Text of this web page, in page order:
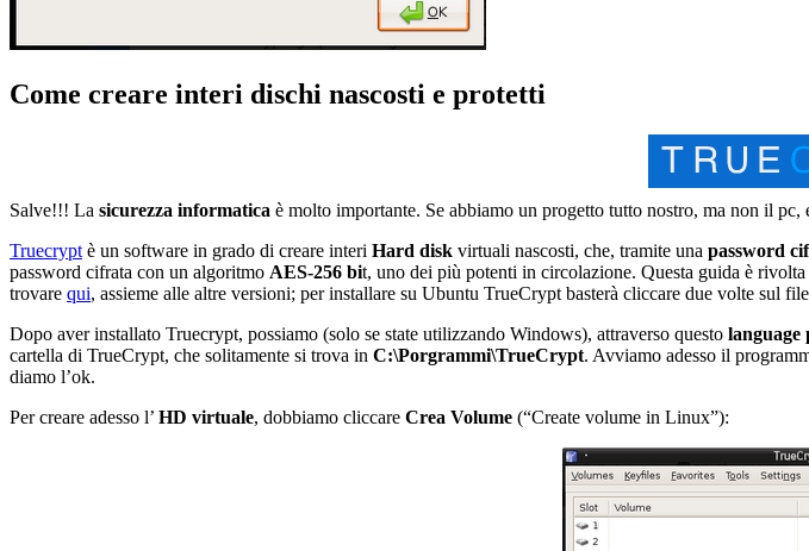
Come creare interi dischi nascosti e protetti
Salve!!! La sicurezza informatica è molto importante. Se abbiamo un progetto tutto nostro, ma non il pc,
Truecrypt è un software in grado di creare interi Hard disk virtuali nascosti, che, tramite una password
password cifrata con un algoritmo AES-256 bit, uno dei più potenti in circolazione. Questa guida è rivolta
trovare qui, assieme alle altre versioni; per installare su Ubuntu TrueCrypt basterà cliccare due volte sul
Dopo aver installato Truecrypt, possiamo (solo se state utilizzando Windows), attraverso questo language
cartella di TrueCrypt, che solitamente si trova in C:\Porgrammi\TrueCrypt. Avviamo adesso il
diamo l’ok.
Per creare adesso l’ HD virtuale, dobbiamo cliccare Crea Volume (“Create volume in Linux”):